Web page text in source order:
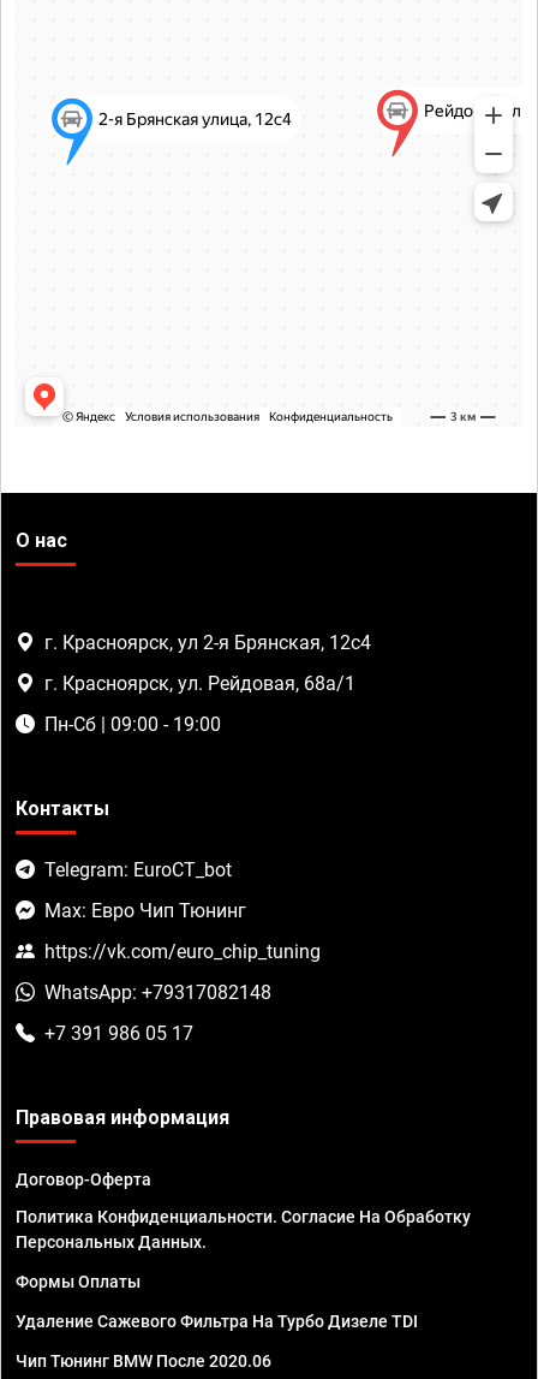
О нас
г. Красноярск, ул 2-я Брянская, 12с4
г. Красноярск, ул. Рейдовая, 68а/1
Пн-Сб | 09:00 - 19:00
Контакты
Telegram: EuroCT_bot
Max: Евро Чип Тюнинг
https://vk.com/euro_chip_tuning
WhatsApp: +79317082148
+7 391 986 05 17
Правовая информация
Договор-Оферта
Политика Конфиденциальности. Согласие На Обработку
Персональных Данных.
Формы Оплаты
Удаление Сажевого Фильтра На Турбо Дизеле TDI
Чип Тюнинг BMW После 2020.06